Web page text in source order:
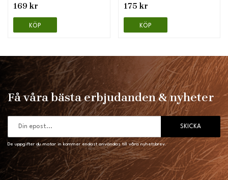
169 kr
KÖP
175 kr
KÖP
Få våra bästa erbjudanden & nyheter
SKICKA
De uppgifter du matar in kommer endast användas till våra nyhetsbrev.